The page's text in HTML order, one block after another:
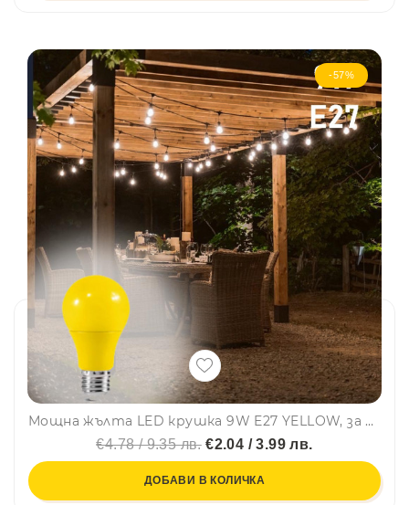
-57%
Мощна жълта LED крушка 9W E27 YELLOW, за дома и градината
€4.78 / 9.35 лв.€2.04 / 3.99 лв.
ДОБАВИ В КОЛИЧКА